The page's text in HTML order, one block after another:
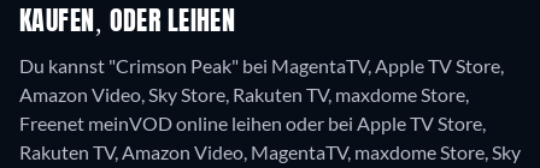
KAUFEN, ODER LEIHEN
Du kannst "Crimson Peak" bei MagentaTV, Apple TV Store,
Amazon Video, Sky Store, Rakuten TV, maxdome Store,
Freenet meinVOD online leihen oder bei Apple TV Store,
Rakuten TV, Amazon Video, MagentaTV, maxdome Store, Sky